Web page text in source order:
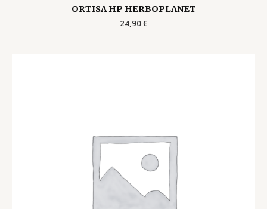
ORTISA HP HERBOPLANET
24,90€